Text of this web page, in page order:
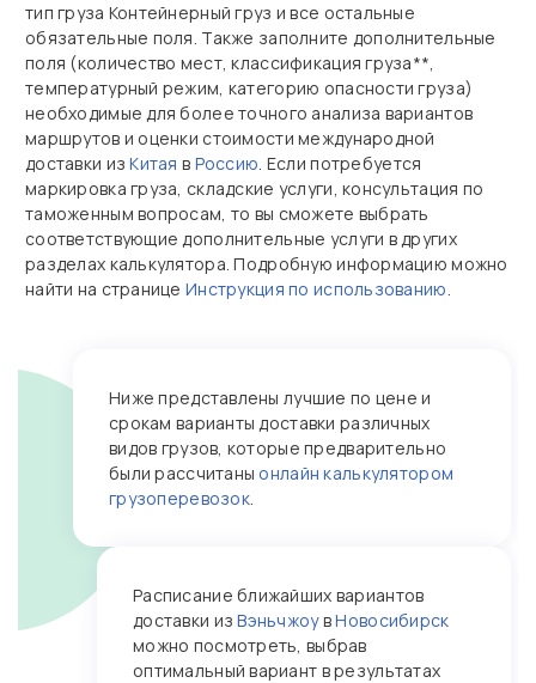
тип груза Контейнерный груз и все остальные
обязательные поля. Также заполните дополнительные
поля (количество мест, классификация груза**,
температурный режим, категорию опасности груза)
необходимые для более точного анализа вариантов
маршрутов и оценки стоимости международной
доставки изКитая в Россию. Если потребуется
маркировка груза, складские услуги, консультация по
таможенным вопросам, то вы сможете выбрать
соответствующие дополнительные услуги в других
разделах калькулятора. Подробную информацию можно
найти на страницеИнструкция по использованию.
Ниже представлены лучшие по цене и
срокам варианты доставки различных
видов грузов, которые предварительно
были рассчитаны онлайн калькулятором
грузоперевозок.
Расписание ближайших вариантов
доставки изВэньчжоувНовосибирск
можно посмотреть, выбрав
оптимальный вариант в результатах